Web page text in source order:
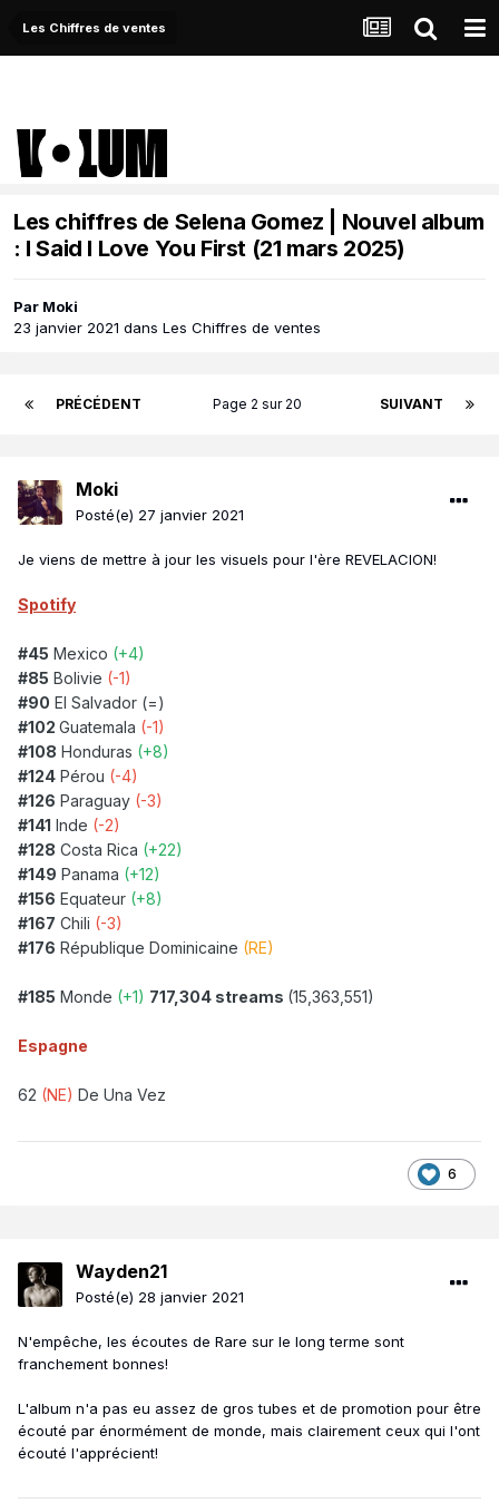
Les Chiffres de ventes
Les chiffres de Selena Gomez | Nouvel album
: I Said I Love You First (21 mars 2025)
Par Moki
23 janvier 2021 dans Les Chiffres de ventes
PRÉCÉDENT SUIVANT
Page 2 sur 20
Moki
Posté(e) 27 janvier 2021
Je viens de mettre à jour les visuels pour l'ère REVELACION!
Spotify
#45 Mexico (+4)
#85 Bolivie (-1)
#90 El Salvador (=)
#102 Guatemala (-1)
#108 Honduras (+8)
#124 Pérou (-4)
#126 Paraguay (-3)
#141 Inde (-2)
#128 Costa Rica (+22)
#149 Panama (+12)
#156 Equateur (+8)
#167 Chili (-3)
#176 République Dominicaine (RE)
#185 Monde (+1) 717,304 streams (15,363,551)
Espagne
62 (NE) De Una Vez
6
Wayden21
Posté(e) 28 janvier 2021
N'empêche, les écoutes de Rare sur le long terme sont
franchement bonnes!
L'album n'a pas eu assez de gros tubes et de promotion pour être
écouté par énormément de monde, mais clairement ceux qui l'ont
écouté l'apprécient!